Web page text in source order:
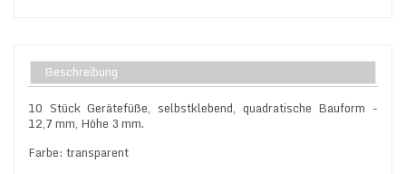
Beschreibung
10 Stück Gerätefüße, selbstklebend, quadratische Bauform -
12,7 mm, Höhe 3 mm.
Farbe: transparent